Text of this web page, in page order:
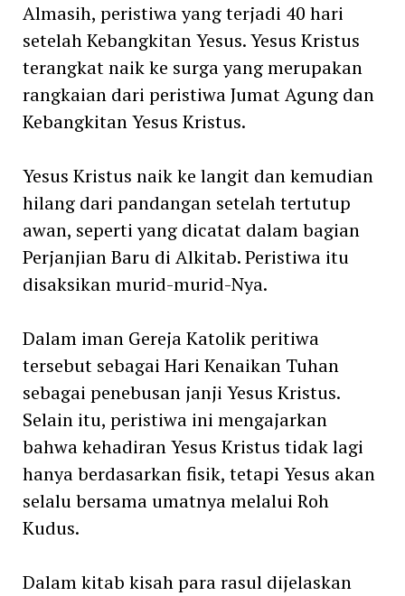
Almasih, peristiwa yang terjadi 40 hari
setelah Kebangkitan Yesus. Yesus Kristus
terangkat naik ke surga yang merupakan
rangkaian dari peristiwa Jumat Agung dan
Kebangkitan Yesus Kristus.
Yesus Kristus naik ke langit dan kemudian
hilang dari pandangan setelah tertutup
awan, seperti yang dicatat dalam bagian
Perjanjian Baru di Alkitab. Peristiwa itu
disaksikan murid-murid-Nya.
Dalam iman Gereja Katolik peritiwa
tersebut sebagai Hari Kenaikan Tuhan
sebagai penebusan janji Yesus Kristus.
Selain itu, peristiwa ini mengajarkan
bahwa kehadiran Yesus Kristus tidak lagi
hanya berdasarkan fisik, tetapi Yesus akan
selalu bersama umatnya melalui Roh
Kudus.
Dalam kitab kisah para rasul dijelaskan